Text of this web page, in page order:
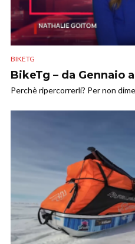
BIKETG
BikeTg – da Gennaio
Perchè ripercorrerli? Per non